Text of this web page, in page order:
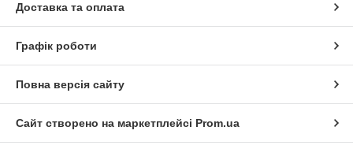
Доставка та оплата
Графік роботи
Повна версія сайту
Сайт створено на маркетплейсі Prom.ua